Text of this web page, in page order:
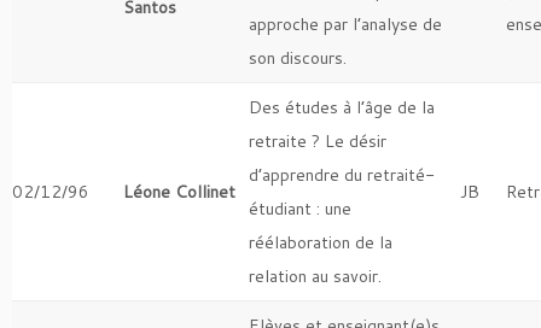
Santos
approche par l’analyse de
son discours.
02/12/96 Léone Collinet
Des études à l’âge de la
retraite ? Le désir
d’apprendre du retraité-
étudiant : une
réélaboration de la
relation au savoir.
JB